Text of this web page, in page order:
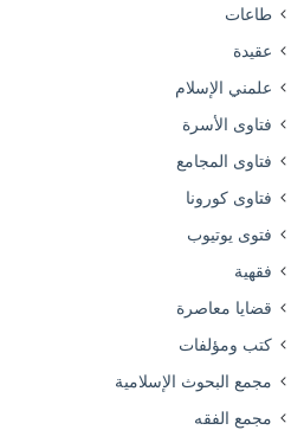
طاعات
عقيدة
علمني الإسلام
فتاوى الأسرة
فتاوى المجامع
فتاوى كورونا
فتوى يوتيوب
فقهية
قضايا معاصرة
كتب ومؤلفات
مجمع البحوث الإسلامية
مجمع الفقه